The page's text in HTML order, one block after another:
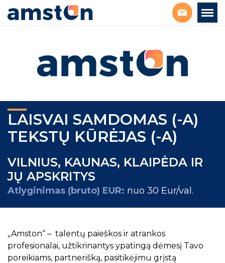
LAISVAI SAMDOMAS (-A)
TEKSTŲ KŪRĖJAS (-A)
VILNIUS, KAUNAS, KLAIPĖDA IR
JŲ APSKRITYS
Atlyginimas (bruto) EUR: nuo 30 Eur/val.
„Amston“ – talentų paieškos ir atrankos
profesionalai, užtikrinantys ypatingą dėmesį Tavo
poreikiams, partnerišką, pasitikėjimu grįstą